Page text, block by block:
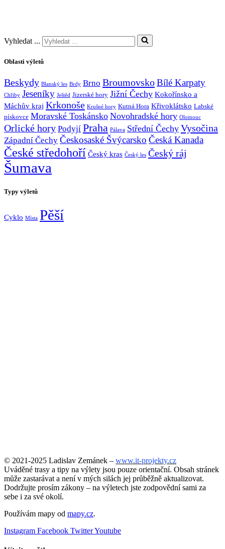
Vyhledat ...
Oblasti výletů
Beskydy Blanský les Brdy Brno BroumovskoBílé Karpaty
Chřiby Jeseníky Ještěd Jizerské hory Jižní Čechy Kokořínsko a
Máchův kraj Krkonoše Krušné hory Kutná Hora Křivoklátsko Labské
pískovce Moravské Toskánsko Novohradské hory Olomouc
Orlické hory Podyjí Praha Pálava Střední Čechy Vysočina
Západní Čechy Českosaské Švýcarsko Česká Kanada
České středohoří Český kras Český les Český ráj
Šumava
Typy výletů
Cyklo Místa Pěší
© 2021-2025 Ladislav Zemánek – www.it-projekty.cz
Uváděné trasy a tipy na výlety jsou pouze orientační. Obsah stránek
může zastarávat a není v mých silách jej průběžně aktualizovat.
Dodržujte prosím zákony – na výletech jste zodpovědní sami za
sebe i za své okolí.
Používám mapy od mapy.cz.
Instagram Facebook TwitterYoutube